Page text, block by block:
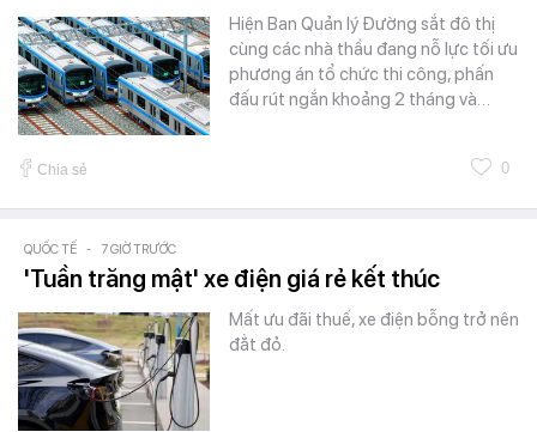
Hiện Ban Quản lý Đường sắt đô thị
cùng các nhà thầu đang nỗ lực tối ưu
phương án tổ chức thi công, phấn
đấu rút ngắn khoảng 2 tháng và…
Chia sẻ 0
QUỐC TẾ - 7 GIỜ TRƯỚC
'Tuần trăng mật' xe điện giá rẻ kết thúc
Mất ưu đãi thuế, xe điện bỗng trở nên
đẳt đỏ.